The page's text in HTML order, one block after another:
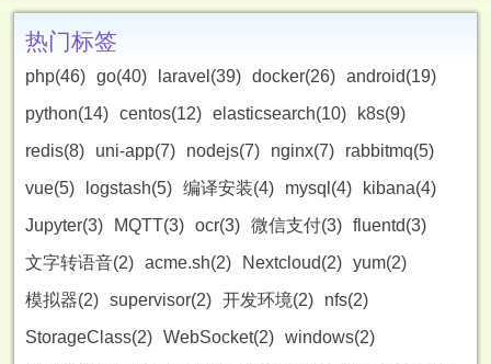
热门标签
php(46) go(40) laravel(39) docker(26) android(19)
python(14) centos(12) elasticsearch(10)
k8s(9)
redis(8)
uni-app(7) nodejs(7) nginx(7)
rabbitmq(5)
vue(5)
logstash(5) 编译安装(4) mysql(4)
kibana(4)
Jupyter(3)
MQTT(3) ocr(3) 微信支付(3) fluentd(3)
文字转语音(2) acme.sh(2) Nextcloud(2) yum(2)
模拟器(2) supervisor(2) 开发环境(2)
nfs(2)
StorageClass(2) WebSocket(2) windows(2)